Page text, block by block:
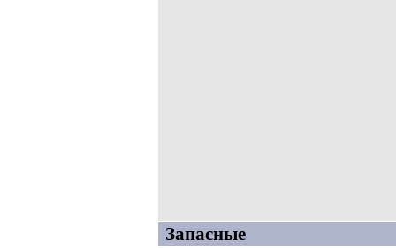
Запасные